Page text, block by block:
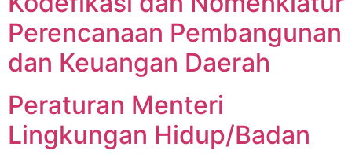
Perencanaan Pembangunan
dan Keuangan Daerah
Peraturan Menteri
Lingkungan Hidup/Badan